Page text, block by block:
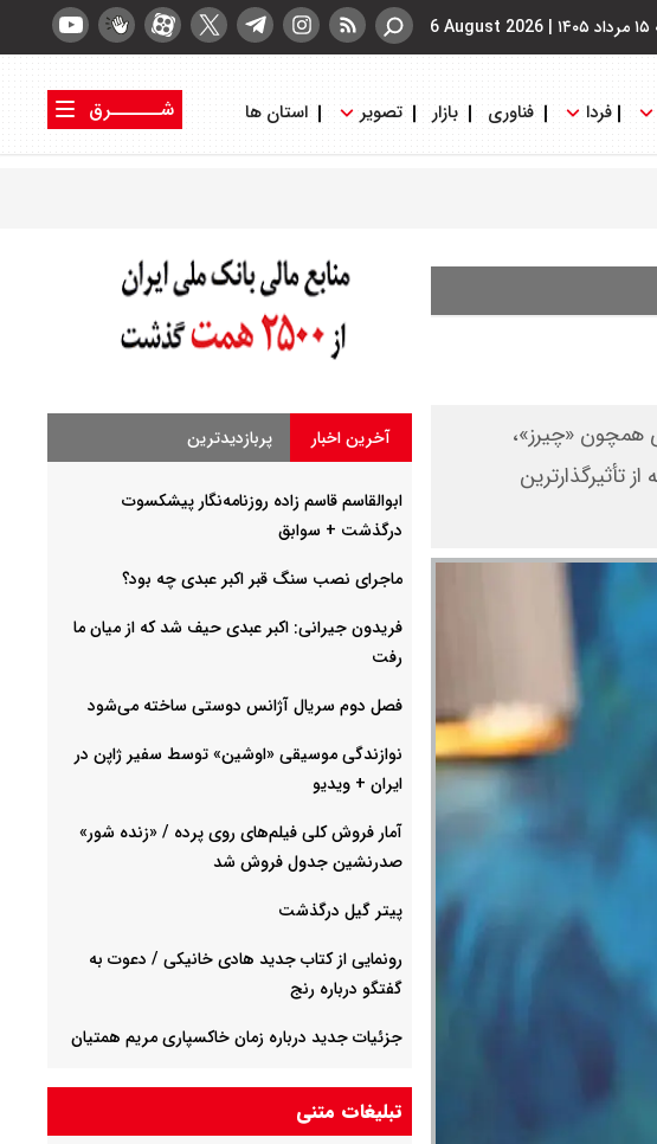
|
6 August 2026
فردا فناوری بازار تصویر استان ها
شــــــرق
همچون «چیرز»،
دهه از تأثیرگذارترین
آخرین اخبار پربازدیدترین
ابوالقاسم قاسم زاده روزنامه‌نگار پیشکسوت
درگذشت + سوابق
ماجرای نصب سنگ قبر اکبر عبدی چه بود؟
فریدون جیرانی: اکبر عبدی حیف شد که از میان ما
رفت
فصل دوم سریال آژانس دوستی ساخته می‌شود
نوازندگی موسیقی «اوشین» توسط سفیر ژاپن در
ایران + ویدیو
آمار فروش کلی فیلم‌های روی پرده / «زنده شور»
صدرنشین جدول فروش شد
پیتر گیل درگذشت
رونمایی از کتاب جدید هادی خانیکی / دعوت به
گفتگو درباره رنج
جزئیات جدید درباره زمان خاکسپاری مریم همتیان
جاستین هاردی درگذشت + بیوگرافی کارگردان
خشم خدایان
تبلیغات متنی